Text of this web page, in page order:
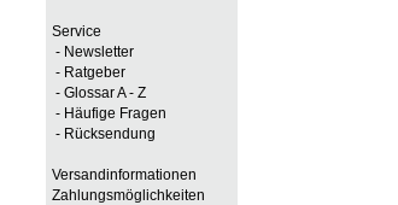
Service
- Newsletter
- Ratgeber
- Glossar A - Z
- Häufige Fragen
- Rücksendung
Versandinformationen
Zahlungsmöglichkeiten